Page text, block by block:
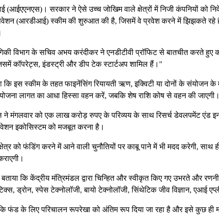
(आईएएनएस)। सरकार ने ऐसे उच्च जोखिम वाले क्षेत्रों में निजी कंपनियों को
(आरडीआई) स्कीम की शुरुआत की है, जिसमें वे प्रवेश करने में झिझकते रहे
विभाग के सचिव अभय करंदीकर ने एनडीटीवी प्रॉफिट से बातचीत करते
कॉपरेट्स, इंडस्ट्री और डीप टेक स्टार्टअप शामिल हैं।"
कि इस स्कीम के तहत फाइनेंसिंग रियायती ऋण, इक्विटी या दोनों के संयोजन के
लागत का आधा हिस्सा वहन करें, जबकि शेष राशि कोष से वहन की जाएगी।
ने मंगलवार को एक लाख करोड़ रुपए के परिव्यय के साथ रिसर्च डेवलपमेंट एंड
इकोसिस्टम को मजबूत करना है।
को फंडिंग करने में आने वाली चुनौतियों पर काबू पाने में भी मदद करेगी, साथ
कि केंद्रीय मंत्रिमंडल द्वारा चिन्हित और स्वीकृत किए गए उभरते और
ड्रोन, स्पेस टेक्नोलॉजी, बायो टेक्नोलॉजी, सिंथेटिक जीव विज्ञान, एआई
फंड के लिए परिचालन रूपरेखा को अंतिम रूप दिया जा रहा है और इसे कुछ ही